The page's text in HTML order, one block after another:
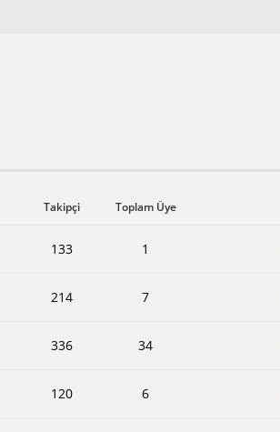
Takipçi Toplam Üye
133 1
214 7
336 34
120 6